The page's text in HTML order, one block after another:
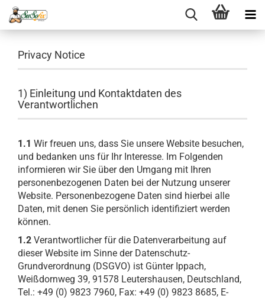
Privacy Notice
1) Einleitung und Kontaktdaten des
Verantwortlichen
1.1 Wir freuen uns, dass Sie unsere Website besuchen,
und bedanken uns für Ihr Interesse. Im Folgenden
informieren wir Sie über den Umgang mit Ihren
personenbezogenen Daten bei der Nutzung unserer
Website. Personenbezogene Daten sind hierbei alle
Daten, mit denen Sie persönlich identifiziert werden
können.
1.2 Verantwortlicher für die Datenverarbeitung auf
dieser Website im Sinne der Datenschutz-
Grundverordnung (DSGVO) ist Günter Ippach,
Weißdornweg 39, 91578 Leutershausen, Deutschland,
Tel.: +49 (0) 9823 7960, Fax: +49 (0) 9823 8685, E-